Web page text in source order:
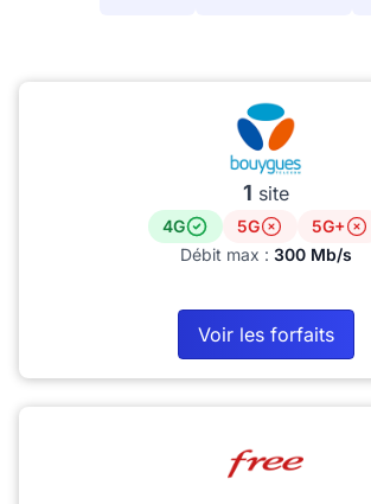
1 site
4G 5G
5G+
Débit max : 300 Mb/s
Voir les forfaits